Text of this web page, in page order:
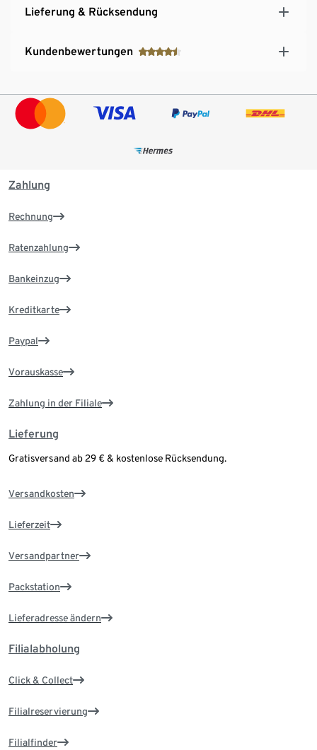
Lieferung & Rücksendung
Kundenbewertungen
Zahlung
Rechnung
Ratenzahlung
Bankeinzug
Kreditkarte
Paypal
Vorauskasse
Zahlung in der Filiale
Lieferung
Gratisversand ab 29 € & kostenlose Rücksendung.
Versandkosten
Lieferzeit
Versandpartner
Packstation
Lieferadresse ändern
Filialabholung
Click & Collect
Filialreservierung
Filialfinder